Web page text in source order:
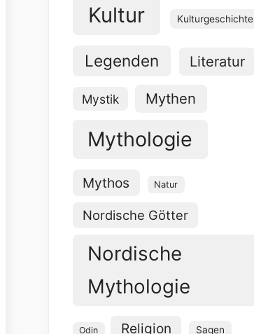
Kultur Kulturgeschichte
Legenden Literatur
Mystik Mythen
Mythologie
Mythos Natur
Nordische Götter
Nordische
Mythologie
Odin Religion Sagen